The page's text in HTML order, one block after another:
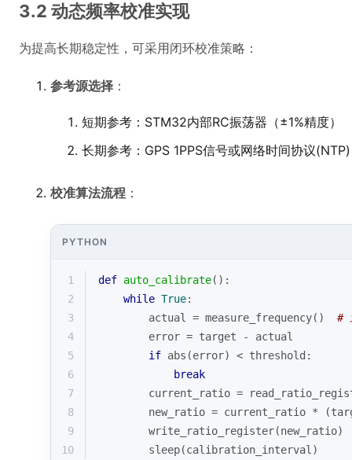
3.2 动态频率校准实现
为提高长期稳定性，可采用闭环校准策略：
参考源选择 ：
短期参考：STM32内部RC振荡器（±1%精度）
长期参考：GPS 1PPS信号或网络时间协议(NTP)
校准算法流程 ：
PYTHON
1 def auto_calibrate():
2
while True:
3
        actual = measure_frequency()
#
4
        error = target - actual
5
if abs (error) < threshold:
6
break
7
current_ratio =
8
new_ratio = current_ratio *
9
        write_ratio_register(new_ratio)
10
        sleep(calibration_interval)